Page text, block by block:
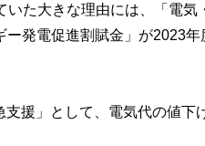
た大きな理由には、「電気
発電促進割賦金」が2023
援」として、電気代の値下